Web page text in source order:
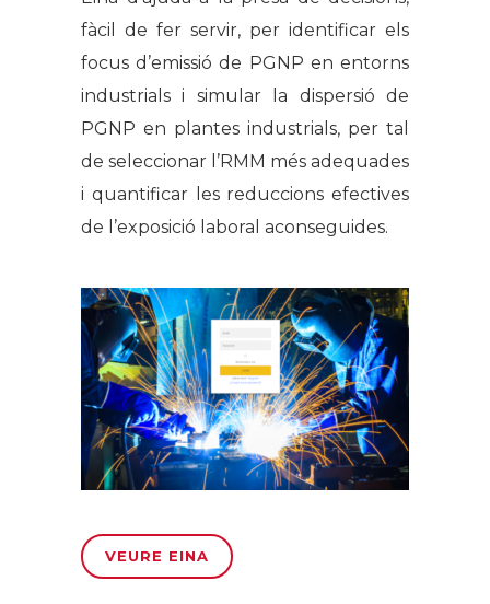
fàcil de fer servir, per identificar els
focus d’emissió de PGNP en entorns
industrials i simular la dispersió de
PGNP en plantes industrials, per tal
de seleccionar l’RMM més adequades
i quantificar les reduccions efectives
de l’exposició laboral aconseguides.
VEURE EINA